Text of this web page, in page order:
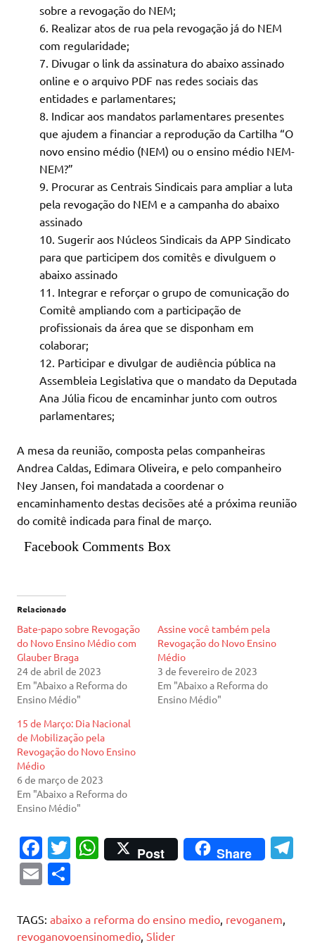
sobre a revogação do NEM;
Realizar atos de rua pela revogação já do NEM
com regularidade;
Divugar o link da assinatura do abaixo assinado
online e o arquivo PDF nas redes sociais das
entidades e parlamentares;
Indicar aos mandatos parlamentares presentes
que ajudem a financiar a reprodução da Cartilha “O
novo ensino médio (NEM) ou o ensino médio NEM-
NEM?”
Procurar as Centrais Sindicais para ampliar a luta
pela revogação do NEM e a campanha do abaixo
assinado
Sugerir aos Núcleos Sindicais da APP Sindicato
para que participem dos comitês e divulguem o
abaixo assinado
Integrar e reforçar o grupo de comunicação do
Comitê ampliando com a participação de
profissionais da área que se disponham em
colaborar;
Participar e divulgar de audiência pública na
Assembleia Legislativa que o mandato da Deputada
Ana Júlia ficou de encaminhar junto com outros
parlamentares;
A mesa da reunião, composta pelas companheiras
Andrea Caldas, Edimara Oliveira, e pelo companheiro
Ney Jansen, foi mandatada a coordenar o
encaminhamento destas decisões até a próxima reunião
do comitê indicada para final de março.
Facebook Comments Box
Relacionado
Bate-papo sobre Revogação
do Novo Ensino Médio com
Glauber Braga
24 de abril de 2023
Em "Abaixo a Reforma do
Ensino Médio"
Assine você também pela
Revogação do Novo Ensino
Médio
3 de fevereiro de 2023
Em "Abaixo a Reforma do
Ensino Médio"
15 de Março: Dia Nacional
de Mobilização pela
Revogação do Novo Ensino
Médio
6 de março de 2023
Em "Abaixo a Reforma do
Ensino Médio"
Fa
c
e
b
o
T
te
r
W
h
s
A
Post Share
E
ai
l
ar
e
TAGS: abaixo a reforma do ensino medio revoganem
revoganovoensinomedio Slider